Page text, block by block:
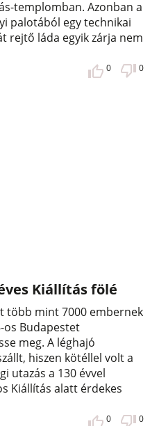
templomban. Azonban a
palotából egy technikai
rejtő láda egyik zárja nem
0 0
Kiállítás fölé
több mint 7000 embernek
os Budapestet
meg. A léghajó
hiszen kötéllel volt a
utazás a 130 évvel
Kiállítás alatt érdekes
0 0